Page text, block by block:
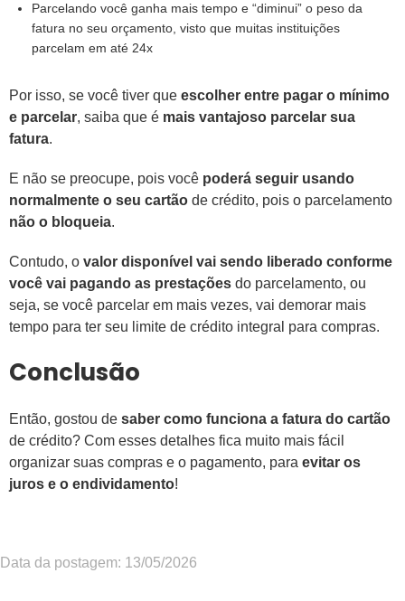
Parcelando você ganha mais tempo e “diminui” o peso da
fatura no seu orçamento, visto que muitas instituições
parcelam em até 24x
Por isso, se você tiver que escolher entre pagar o mínimo
e parcelar, saiba que é mais vantajoso parcelar sua
fatura.
E não se preocupe, pois você poderá seguir usando
normalmente o seu cartão de crédito, pois o parcelamento
não o bloqueia.
Contudo, o valor disponível vai sendo liberado conforme
você vai pagando as prestações do parcelamento, ou
seja, se você parcelar em mais vezes, vai demorar mais
tempo para ter seu limite de crédito integral para compras.
Conclusão
Então, gostou de saber como funciona a fatura do cartão
de crédito? Com esses detalhes fica muito mais fácil
organizar suas compras e o pagamento, para evitar os
juros e o endividamento!
Data da postagem: 13/05/2026